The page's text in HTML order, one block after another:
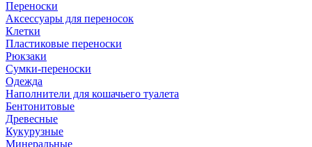
Переноски
Аксессуары для переносок
Клетки
Пластиковые переноски
Рюкзаки
Сумки-переноски
Одежда
Наполнители для кошачьего туалета
Бентонитовые
Древесные
Кукурузные
Минеральные